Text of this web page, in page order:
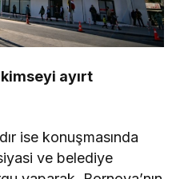
kimseyi ayırt
ise konuşmasında
ve belediye